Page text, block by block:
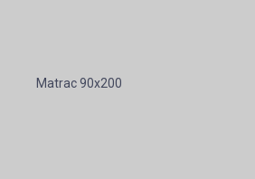
Matrac 90x200